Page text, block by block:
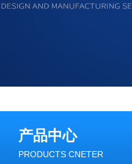
产品中心
PRODUCTS CNETER